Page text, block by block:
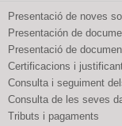
Presentació de noves
Presentación de
Presentació de
Certificacions i
Consulta i seguiment
Consulta de les seves
Tributs i pagaments